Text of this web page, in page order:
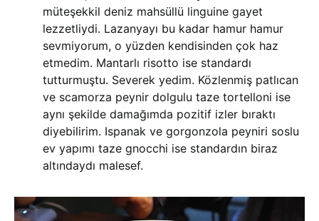
müteşekkil deniz mahsüllü linguine gayet
lezzetliydi. Lazanyayı bu kadar hamur hamur
sevmiyorum, o yüzden kendisinden çok haz
etmedim. Mantarlı risotto ise standardı
tutturmuştu. Severek yedim. Közlenmiş patlıcan
ve scamorza peynir dolgulu taze tortelloni ise
aynı şekilde damağımda pozitif izler bıraktı
diyebilirim. Ispanak ve gorgonzola peyniri soslu
ev yapımı taze gnocchi ise standardın biraz
altındaydı malesef.